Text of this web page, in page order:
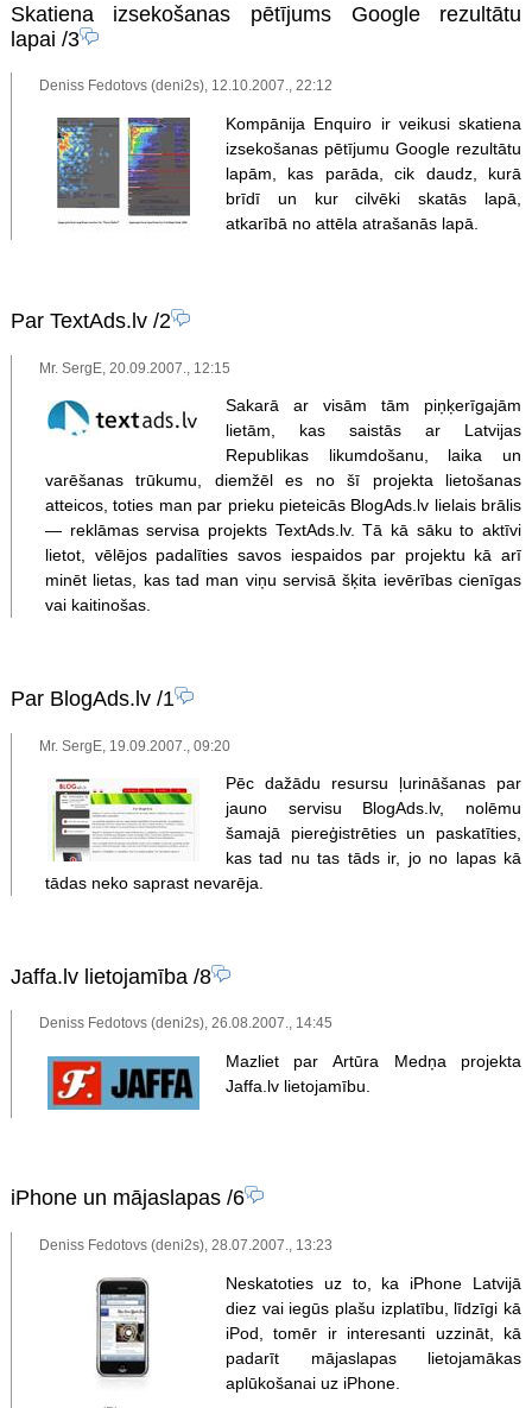
Skatiena izsekošanas pētījums Google rezultātu
lapai /3
Deniss Fedotovs (deni2s), 12.10.2007., 22:12
Kompānija Enquiro ir veikusi skatiena
izsekošanas pētījumu Google rezultātu
lapām, kas parāda, cik daudz, kurā
brīdī un kur cilvēki skatās lapā,
atkarībā no attēla atrašanās lapā.
Par TextAds.lv/2
Mr. SergE, 20.09.2007., 12:15
Sakarā ar visām tām piņķerīgajām
lietām, kas saistās ar Latvijas
Republikas likumdošanu, laika un
varēšanas trūkumu, diemžēl es no šī projekta lietošanas
atteicos, toties man par prieku pieteicās BlogAds.lv lielais brālis
— reklāmas servisa projekts TextAds.lv. Tā kā sāku to aktīvi
lietot, vēlējos padalīties savos iespaidos par projektu kā arī
minēt lietas, kas tad man viņu servisā šķita ievērības cienīgas
vai kaitinošas.
Par BlogAds.lv/1
Mr. SergE, 19.09.2007., 09:20
Pēc dažādu resursu ļurināšanas par
jauno servisu BlogAds.lv, nolēmu
šamajā piereģistrēties un paskatīties,
kas tad nu tas tāds ir, jo no lapas kā
tādas neko saprast nevarēja.
Jaffa.lv lietojamība/8
Deniss Fedotovs (deni2s), 26.08.2007., 14:45
Mazliet par Artūra Medņa projekta
Jaffa.lv lietojamību.
iPhone un mājaslapas/6
Deniss Fedotovs (deni2s), 28.07.2007., 13:23
Neskatoties uz to, ka iPhone Latvijā
diez vai iegūs plašu izplatību, līdzīgi kā
iPod, tomēr ir interesanti uzzināt, kā
padarīt mājaslapas lietojamākas
aplūkošanai uz iPhone.